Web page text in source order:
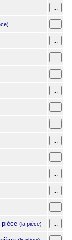
pièce (la pièce)